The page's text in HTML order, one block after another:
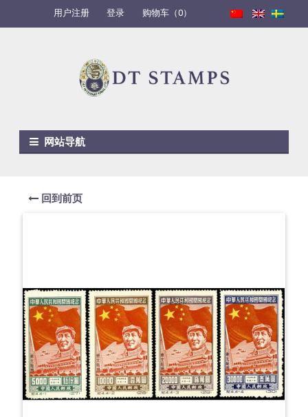
用户注册 登录 购物车（0）
网站导航
回到前页